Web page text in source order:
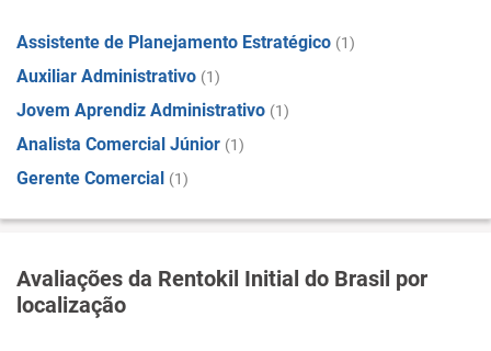
Assistente de Planejamento Estratégico (1)
Auxiliar Administrativo (1)
Jovem Aprendiz Administrativo (1)
Analista Comercial Júnior (1)
Gerente Comercial (1)
Avaliações da Rentokil Initial do Brasil por
localização